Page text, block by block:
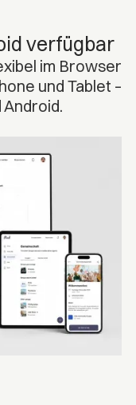
verfügbar
im Browser
und Tablet –